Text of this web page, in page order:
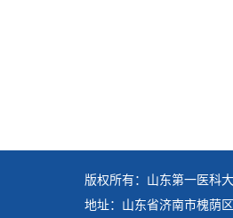
版权所有：山东第一医科
地址：山东省济南市槐荫